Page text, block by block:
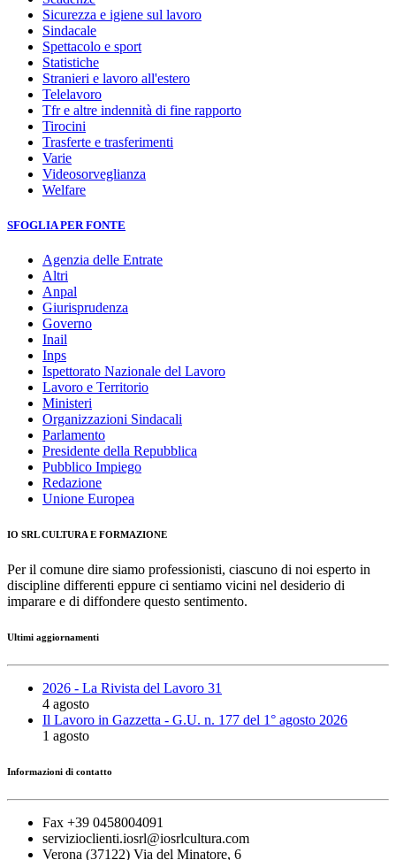
Sicurezza e igiene sul lavoro
Sindacale
Spettacolo e sport
Statistiche
Stranieri e lavoro all'estero
Telelavoro
Tfr e altre indennità di fine rapporto
Tirocini
Trasferte e trasferimenti
Varie
Videosorveglianza
Welfare
SFOGLIA PER FONTE
Agenzia delle Entrate
Altri
Anpal
Giurisprudenza
Governo
Inail
Inps
Ispettorato Nazionale del Lavoro
Lavoro e Territorio
Ministeri
Organizzazioni Sindacali
Parlamento
Presidente della Repubblica
Pubblico Impiego
Redazione
Unione Europea
IO SRL CULTURA E FORMAZIONE
Per il comune dire siamo professionisti, ciascuno di noi esperto in
discipline differenti eppure ci sentiamo vicini nel desiderio di
imparare e di diffondere questo sentimento.
Ultimi aggiornamenti
2026 - La Rivista del Lavoro 31
4 agosto
Il Lavoro in Gazzetta - G.U. n. 177 del 1° agosto 2026
1 agosto
Informazioni di contatto
Fax +39 0458004091
servizioclienti.iosrl@iosrlcultura.com
Verona (37122) Via del Minatore, 6